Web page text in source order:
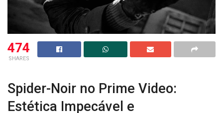
474
SHARES
Spider-Noir no Prime Video:
Estética Impecável e